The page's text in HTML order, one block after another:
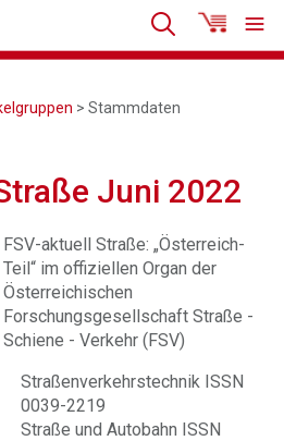
> Stammdaten
Juni 2022
FSV-aktuell Straße: „Österreich-
Teil“ im offiziellen Organ der
Österreichischen
Forschungsgesellschaft Straße -
Schiene - Verkehr (FSV)
Straßenverkehrstechnik ISSN
0039-2219
Straße und Autobahn ISSN